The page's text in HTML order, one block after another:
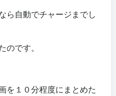
ら自動でチャージまでし
です。
を１０分程度にまとめた